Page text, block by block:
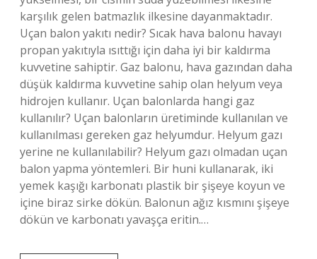
karşılık gelen batmazlık ilkesine dayanmaktadır.
Uçan balon yakıtı nedir? Sıcak hava balonu havayı
propan yakıtıyla ısıttığı için daha iyi bir kaldırma
kuvvetine sahiptir. Gaz balonu, hava gazından daha
düşük kaldırma kuvvetine sahip olan helyum veya
hidrojen kullanır. Uçan balonlarda hangi gaz
kullanılır? Uçan balonların üretiminde kullanılan ve
kullanılması gereken gaz helyumdur. Helyum gazı
yerine ne kullanılabilir? Helyum gazı olmadan uçan
balon yapma yöntemleri. Bir huni kullanarak, iki
yemek kaşığı karbonatı plastik bir şişeye koyun ve
içine biraz sirke dökün. Balonun ağız kısmını şişeye
dökün ve karbonatı yavaşça eritin.…